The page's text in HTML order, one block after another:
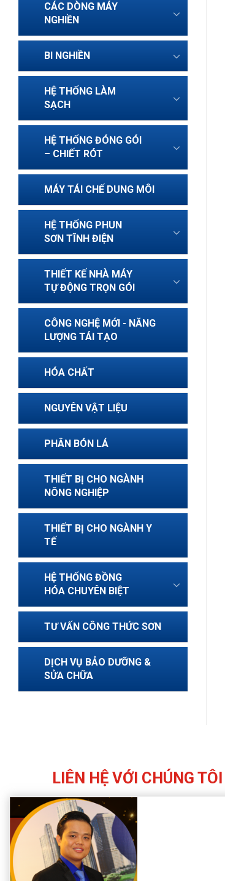
CÁC DÒNG MÁY
NGHIỀN
BI NGHIỀN
HỆ THỐNG LÀM
SẠCH
HỆ THỐNG ĐÓNG GÓI
– CHIẾT RÓT
MÁY TÁI CHẾ DUNG MÔI
HỆ THỐNG PHUN
SƠN TĨNH ĐIỆN
THIẾT KẾ NHÀ MÁY
TỰ ĐỘNG TRỌN GÓI
CÔNG NGHỆ MỚI - NĂNG
LƯỢNG TÁI TẠO
HÓA CHẤT
NGUYÊN VẬT LIỆU
PHÂN BÓN LÁ
THIẾT BỊ CHO NGÀNH
NÔNG NGHIỆP
THIẾT BỊ CHO NGÀNH Y
TẾ
HỆ THỐNG ĐỒNG
HÓA CHUYÊN BIỆT
TƯ VẤN CÔNG THỨC SƠN
DỊCH VỤ BẢO DƯỠNG &
SỬA CHỮA
LIÊN HỆ VỚI CHÚNG TÔI